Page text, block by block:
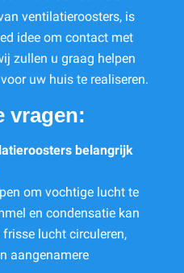
ventilatieroosters, is
idee om contact met
zullen u graag helpen
uw huis te realiseren.
vragen:
belangrijk
om vochtige lucht te
en condensatie kan
lucht circuleren,
aangenamere